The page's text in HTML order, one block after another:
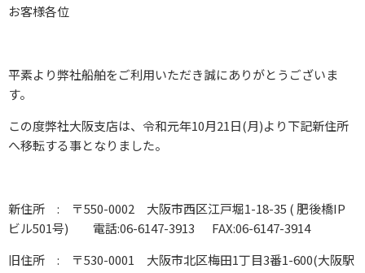
お客様各位
平素より弊社船舶をご利用いただき誠にありがとうございま
す。
この度弊社大阪支店は、令和元年10月21日(月)より下記新住所
へ移転する事となりました。
新住所 : 〒550-0002 大阪市西区江戸堀1-18-35 ( 肥後橋IP
ビル501号) 電話:06-6147-3913 FAX:06-6147-3914
旧住所 : 〒530-0001 大阪市北区梅田1丁目3番1-600(大阪駅